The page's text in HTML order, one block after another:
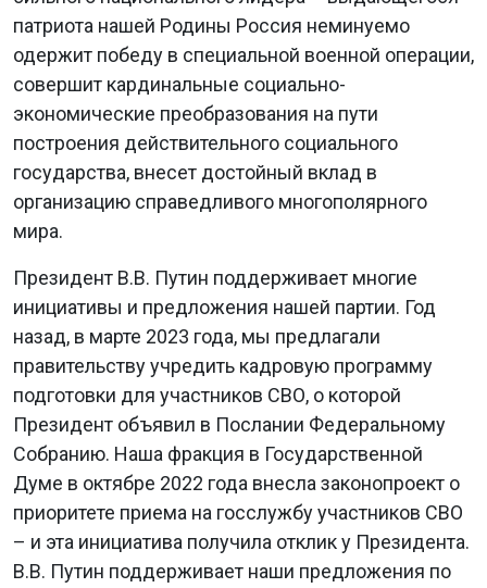
патриота нашей Родины Россия неминуемо
одержит победу в специальной военной операции,
совершит кардинальные социально-
экономические преобразования на пути
построения действительного социального
государства, внесет достойный вклад в
организацию справедливого многополярного
мира.
Президент В.В. Путин поддерживает многие
инициативы и предложения нашей партии. Год
назад, в марте 2023 года, мы предлагали
правительству учредить кадровую программу
подготовки для участников СВО, о которой
Президент объявил в Послании Федеральному
Собранию. Наша фракция в Государственной
Думе в октябре 2022 года внесла законопроект о
приоритете приема на госслужбу участников СВО
– и эта инициатива получила отклик у Президента.
В.В. Путин поддерживает наши предложения по